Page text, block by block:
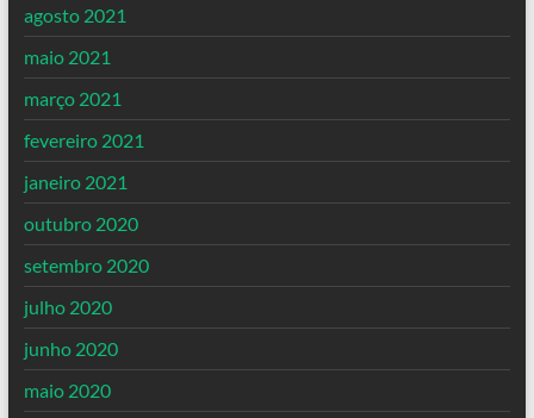
agosto 2021
maio 2021
março 2021
fevereiro 2021
janeiro 2021
outubro 2020
setembro 2020
julho 2020
junho 2020
maio 2020